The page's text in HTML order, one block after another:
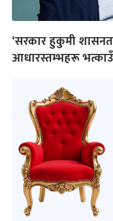
‘सरकार हुकुमी
आधारस्तम्भहरू